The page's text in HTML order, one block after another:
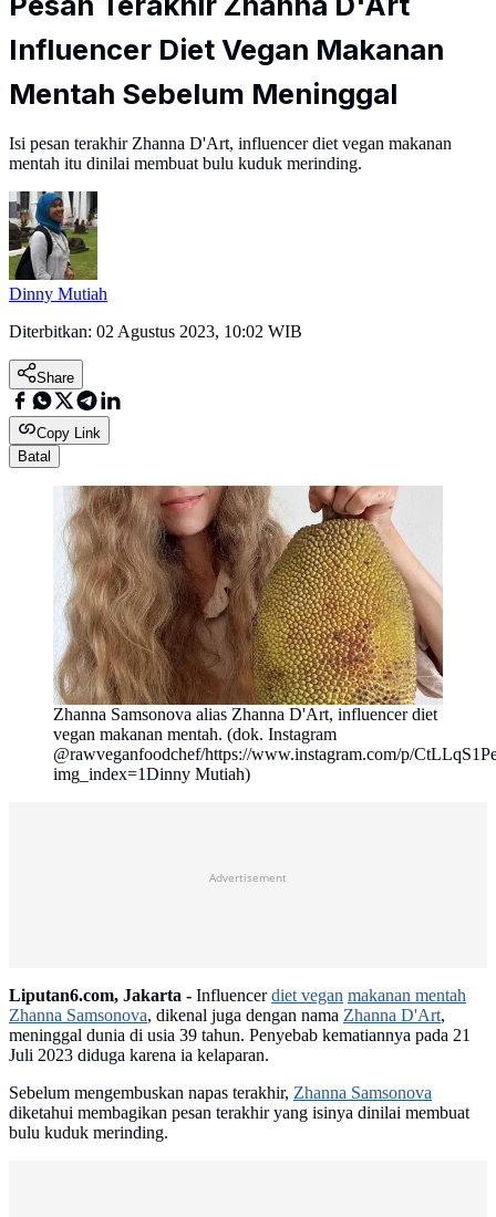
Influencer Diet Vegan Makanan
Mentah Sebelum Meninggal
Isi pesan terakhir Zhanna D'Art, influencer diet vegan makanan
mentah itu dinilai membuat bulu kuduk merinding.
Dinny Mutiah
Diterbitkan: 02 Agustus 2023, 10:02 WIB
Share
Copy Link
Batal
Zhanna Samsonova alias Zhanna D'Art, influencer diet
vegan makanan mentah. (dok. Instagram
@rawveganfoodchef/https://www.instagram.com/p/
img_index=1Dinny Mutiah)
Advertisement
Liputan6.com, Jakarta - Influencerdiet vegan makanan mentah
Zhanna Samsonova, dikenal juga dengan nama Zhanna D'Art,
meninggal dunia di usia 39 tahun. Penyebab kematiannya pada 21
Juli 2023 diduga karena ia kelaparan.
Sebelum mengembuskan napas terakhir, Zhanna Samsonova
diketahui membagikan pesan terakhir yang isinya dinilai membuat
bulu kuduk merinding.